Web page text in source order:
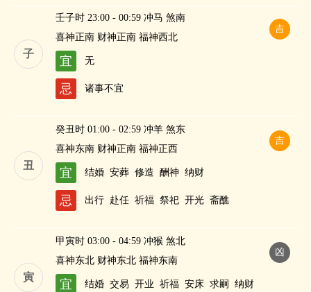
子
吉
壬子时 23:00 - 00:59 冲马 煞南
喜神正南 财神正南 福神西北
宜 无
忌 诸事不宜
丑
吉
癸丑时 01:00 - 02:59 冲羊 煞东
喜神东南 财神正南 福神正西
宜 结婚 安葬 修造 酬神 纳财
忌 出行 赴任 祈福 祭祀 开光 斋醮
寅
凶
甲寅时 03:00 - 04:59 冲猴 煞北
喜神东北 财神东北 福神东南
宜 结婚 交易 开业 祈福 安床 求嗣 纳财